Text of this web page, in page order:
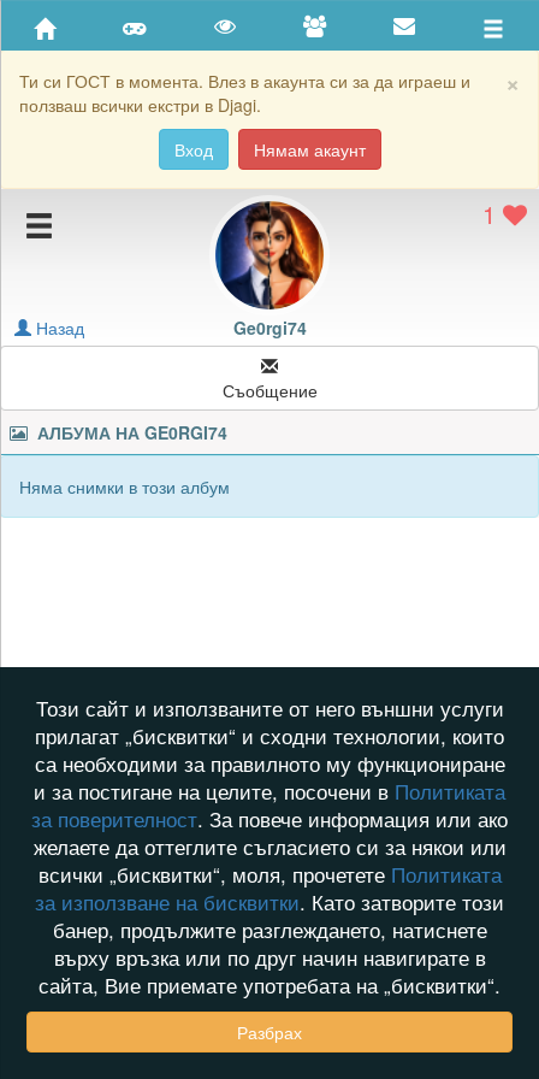
×
Ти си ГОСТ в момента. Влез в акаунта си за да играеш и
ползваш всички екстри в Djagi.
Вход
Нямам акаунт
Приятели
Хронология на игри
Подаръците на Ge0rgi74
Картичките на Ge0rgi74
Блокирай Ge0rgi74
1
Ge0rgi74
Назад
Съобщение
АЛБУМА НА GE0RGI74
Няма снимки в този албум
Този сайт и използваните от него външни услуги
прилагат „бисквитки“ и сходни технологии, които
са необходими за правилното му функциониране
и за постигане на целите, посочени в Политиката
за поверителност. За повече информация или ако
желаете да оттеглите съгласието си за някои или
всички „бисквитки“, моля, прочетете Политиката
за използване на бисквитки. Като затворите този
банер, продължите разглеждането, натиснете
върху връзка или по друг начин навигирате в
сайта, Вие приемате употребата на „бисквитки“.
Разбрах